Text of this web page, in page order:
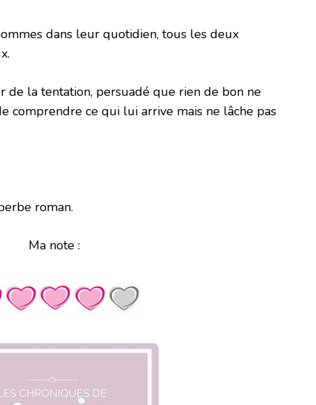
dans leur quotidien, tous les deux
de la tentation, persuadé que rien de bon ne
comprendre ce qui lui arrive mais ne lâche pas
roman.
Ma note :